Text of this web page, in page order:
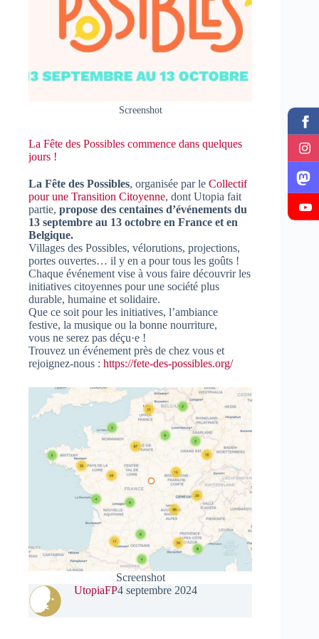
Screenshot
La Fête des Possibles commence dans quelques
jours !
La Fête des Possibles, organisée par le Collectif
pour une Transition Citoyenne, dont Utopia fait
partie, propose des centaines d’événements du
13 septembre au 13 octobre en France et en
Belgique.
Villages des Possibles, vélorutions, projections,
portes ouvertes… il y en a pour tous les goûts !
Chaque événement vise à vous faire découvrir les
initiatives citoyennes pour une société plus
durable, humaine et solidaire.
Que ce soit pour les initiatives, l’ambiance
festive, la musique ou la bonne nourriture,
vous ne serez pas déçu·e !
Trouvez un événement près de chez vous et
rejoignez-nous : https://fete-des-possibles.org/
Screenshot
UtopiaFP4 septembre 2024